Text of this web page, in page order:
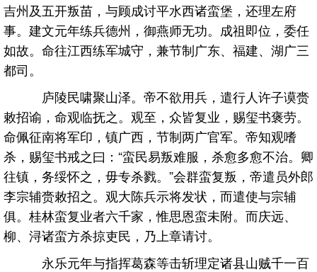
吉州及五开叛苗，与顾成讨平水西诸蛮堡，还理左府
事。建文元年练兵德州，御燕师无功。成祖即位，委任
如故。命往江西练军城守，兼节制广东、福建、湖广三
都司。
庐陵民啸聚山泽。帝不欲用兵，遣行人许子谟赍
敕招谕，命观临抚之。观至，众皆复业，赐玺书褒劳。
命佩征南将军印，镇广西，节制两广官军。帝知观嗜
杀，赐玺书戒之曰：“蛮民易叛难服，杀愈多愈不治。卿
往镇，务绥怀之，毋专杀戮。”会群蛮复叛，帝遣员外郎
李宗辅赍敕招之。观大陈兵示将发状，而遣使与宗辅
俱。桂林蛮复业者六千家，惟思恩蛮未附。而庆远、
柳、浔诸蛮方杀掠吏民，乃上章请讨。
永乐元年与指挥葛森等击斩理定诸县山贼千一百